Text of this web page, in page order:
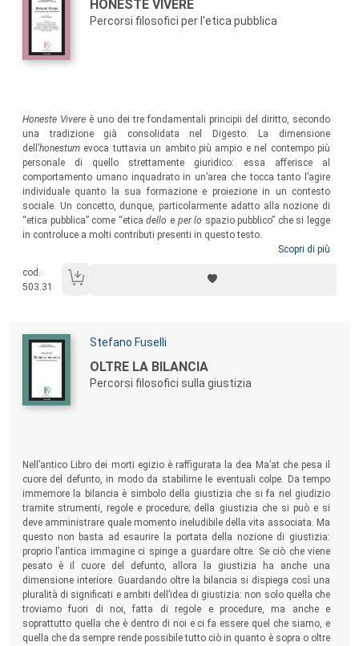
Titolo:
HONESTE VIVERE
Percorsi filosofici per l'etica pubblica
Honeste Vivere è uno dei tre fondamentali principii del diritto, secondo
una tradizione già consolidata nel Digesto. La dimensione
dell’honestum evoca tuttavia un ambito più ampio e nel contempo più
personale di quello strettamente giuridico: essa afferisce al
comportamento umano inquadrato in un’area che tocca tanto l’agire
individuale quanto la sua formazione e proiezione in un contesto
sociale. Un concetto, dunque, particolarmente adatto alla nozione di
“etica pubblica” come “eticadello e per lo spazio pubblico” che si legge
in controluce a molti contributi presenti in questo testo.
Scopri di più
cod.
503.31
Autori:
Stefano Fuselli
Titolo:
OLTRE LA BILANCIA
Percorsi filosofici sulla giustizia
Nell’antico Libro dei morti egizio è raffigurata la dea Ma’at che pesa il
cuore del defunto, in modo da stabilirne le eventuali colpe. Da tempo
immemore la bilancia è simbolo della giustizia che si fa nel giudizio
tramite strumenti, regole e procedure; della giustizia che si può e si
deve amministrare quale momento ineludibile della vita associata. Ma
questo non basta ad esaurire la portata della nozione di giustizia:
proprio l’antica immagine ci spinge a guardare oltre. Se ciò che viene
pesato è il cuore del defunto, allora la giustizia ha anche una
dimensione interiore. Guardando oltre la bilancia si dispiega così una
pluralità di significati e ambiti dell’idea di giustizia: non solo quella che
troviamo fuori di noi, fatta di regole e procedure, ma anche e
soprattutto quella che è dentro di noi e ci fa essere quel che siamo, e
quella che da sempre rende possibile tutto ciò in quanto è sopra o oltre